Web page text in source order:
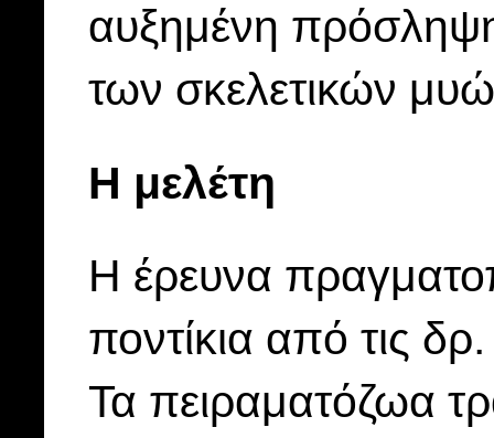
αυξημένη πρόσληψη
των σκελετικών
Η μελέτη
Η έρευνα
ποντίκια από τις
Τα πειραματόζωα